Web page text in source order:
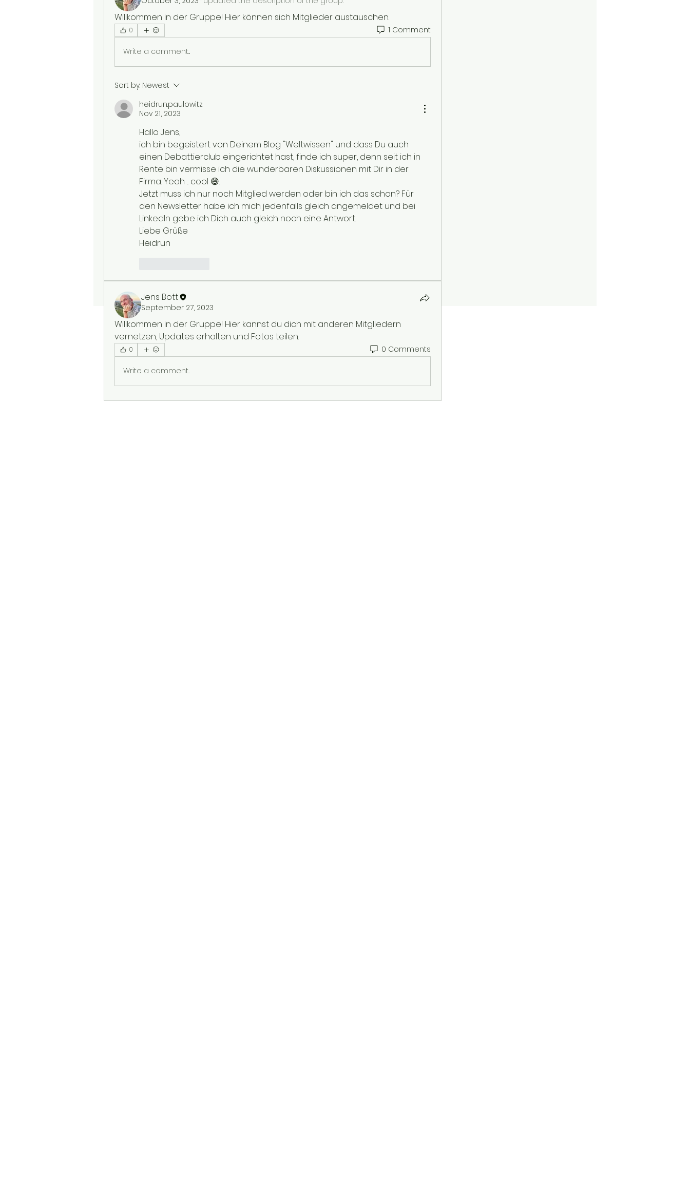
Willkommen in der Gruppe! Hier können sich Mitglieder austauschen.
0 1 Comment
Write a comment...
Sort by: Newest
heidrun.paulowitz
Nov 21, 2023
Hallo Jens,
ich bin begeistert von Deinem Blog "Weltwissen" und dass Du auch
einen Debattierclub eingerichtet hast, finde ich super, denn seit ich in
Rente bin vermisse ich die wunderbaren Diskussionen mit Dir in der
Firma. Yeah ... cool 😄.
Jetzt muss ich nur noch Mitglied werden oder bin ich das schon? Für
den Newsletter habe ich mich jedenfalls gleich angemeldet und bei
LinkedIn gebe ich Dich auch gleich noch eine Antwort.
Liebe Grüße
Heidrun
Jens Bott
September 27, 2023
Willkommen in der Gruppe! Hier kannst du dich mit anderen Mitgliedern
vernetzen, Updates erhalten und Fotos teilen.
0 0 Comments
Write a comment...